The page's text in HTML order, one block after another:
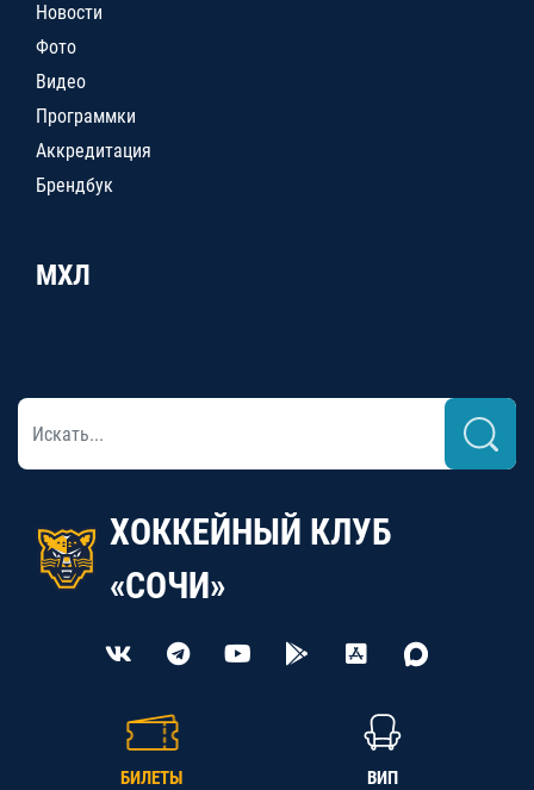
Новости
Фото
Видео
Программки
Аккредитация
Брендбук
МХЛ
ХОККЕЙНЫЙ КЛУБ
«СОЧИ»
БИЛЕТЫ ВИП